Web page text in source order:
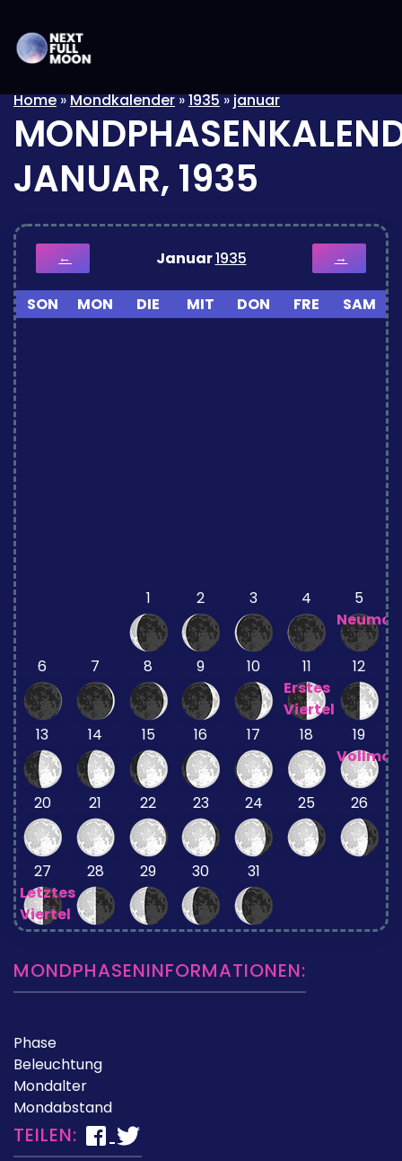
Home»Mondkalender»1935»januar
JANUAR, 1935
← Januar1935 →
SON MON DIE MIT DON FRE SAM
1 2 3 4
5
6 7 8 9 10
11
Erstes
Viertel
12
13 14 15 16 17 18
19
20 21 22 23 24 25 26
27
Letztes
Viertel
28 29 30 31
MONDPHASENINFORMATIONEN:
Phase
Beleuchtung
Mondalter
Mondabstand
TEILEN: